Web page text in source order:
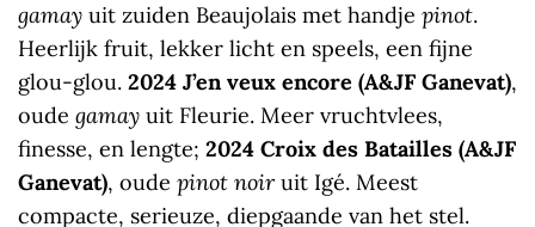
gamay uit zuiden Beaujolais met handje pinot.
Heerlijk fruit, lekker licht en speels, een fijne
glou-glou. 2024 J’en veux encore (A&JF Ganevat),
oude gamay uit Fleurie. Meer vruchtvlees,
finesse, en lengte; 2024 Croix des Batailles (A&JF
Ganevat), oude pinot noiruit Igé. Meest
compacte, serieuze, diepgaande van het stel.